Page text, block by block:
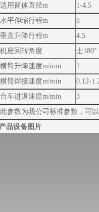
适用筒体直径m
1-4.5
水平伸缩行程m
8
垂直升降行程m
4.5
机座回转角度
士180°
横臂升降速度m/min
1
横臂焊接速度m/min
0.12-
台车进退速度m/min
3
此参数为我公司标准参数，可
产品设备图片